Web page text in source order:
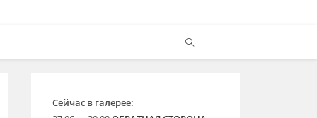
Сейчас в галерее: